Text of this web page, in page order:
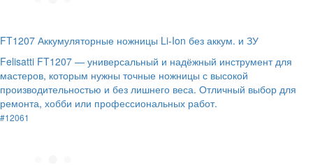
FT1207 Аккумуляторные ножницы Li-Ion без аккум. и ЗУ
Felisatti FT1207 — универсальный и надёжный инструмент для
мастеров, которым нужны точные ножницы с высокой
производительностью и без лишнего веса. Отличный выбор для
ремонта, хобби или профессиональных работ.
#12061